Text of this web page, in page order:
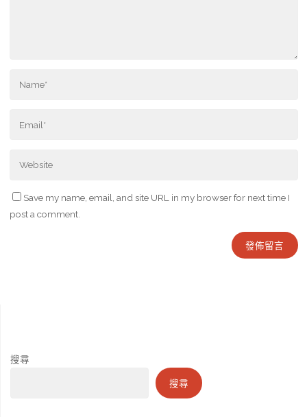
Save my name, email, and site URL in my browser for next time I
post a comment.
搜尋
搜尋